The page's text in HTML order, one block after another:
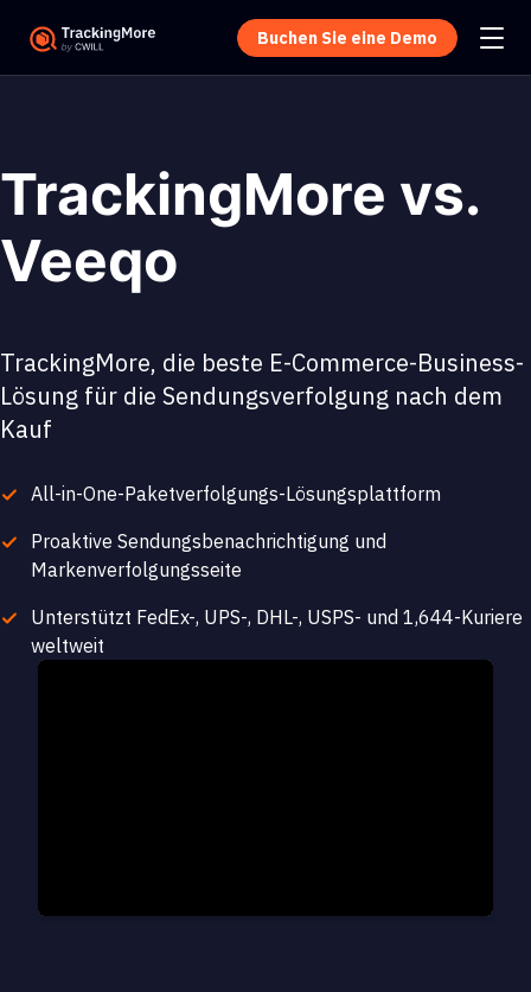
Buchen Sie eine Demo
TrackingMore vs.
Veeqo
TrackingMore, die beste E-Commerce-Business-
Lösung für die Sendungsverfolgung nach dem
Kauf
All-in-One-Paketverfolgungs-Lösungsplattform
Proaktive Sendungsbenachrichtigung und
Markenverfolgungsseite
Unterstützt FedEx-, UPS-, DHL-, USPS- und 1,644-Kuriere
weltweit